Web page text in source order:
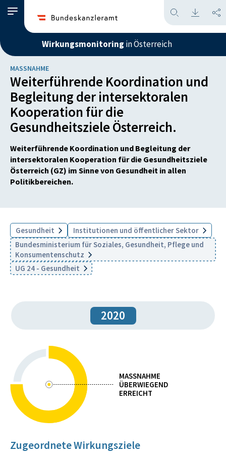
Wirkungsmonitoring in Österreich
MASSNAHME
Weiterführende Koordination und
Begleitung der intersektoralen
Kooperation für die
Gesundheitsziele Österreich.
Weiterführende Koordination und Begleitung der
intersektoralen Kooperation für die Gesundheitsziele
Österreich (GZ) im Sinne von Gesundheit in allen
Politikbereichen.
Gesundheit
Institutionen und öffentlicher Sektor
Bundesministerium für Soziales, Gesundheit, Pflege und
Konsumentenschutz
UG 24 - Gesundheit
2020
MASSNAHME
ÜBERWIEGEND
ERREICHT
Zugeordnete Wirkungsziele